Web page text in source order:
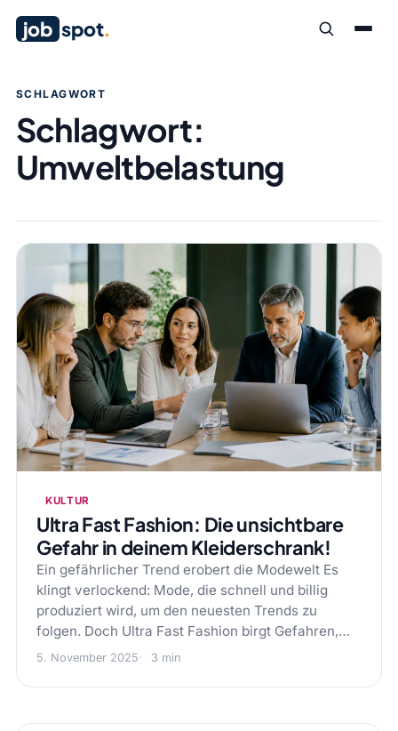
job spot.
SCHLAGWORT
Schlagwort:
Umweltbelastung
KULTUR
Ultra Fast Fashion: Die unsichtbare
Gefahr in deinem Kleiderschrank!
Ein gefährlicher Trend erobert die Modewelt Es
klingt verlockend: Mode, die schnell und billig
produziert wird, um den neuesten Trends zu
folgen. Doch Ultra Fast Fashion birgt Gefahren,…
5. November 2025 3 min